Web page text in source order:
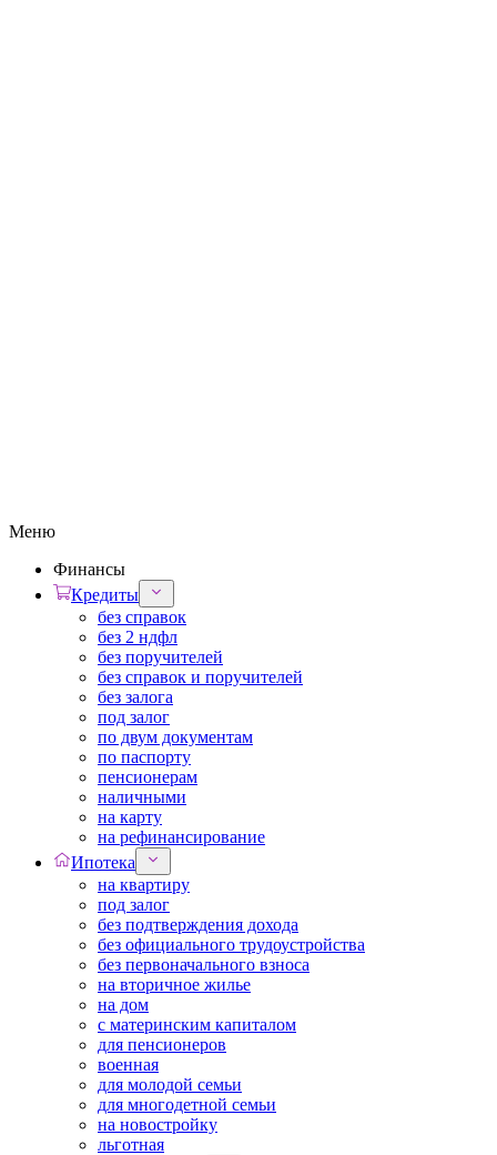
Меню
Финансы
Кредиты
без справок
без 2 ндфл
без поручителей
без справок и поручителей
без залога
под залог
по двум документам
по паспорту
пенсионерам
наличными
на карту
на рефинансирование
Ипотека
на квартиру
под залог
без подтверждения дохода
без официального трудоустройства
без первоначального взноса
на вторичное жилье
на дом
с материнским капиталом
для пенсионеров
военная
для молодой семьи
для многодетной семьи
на новостройку
льготная